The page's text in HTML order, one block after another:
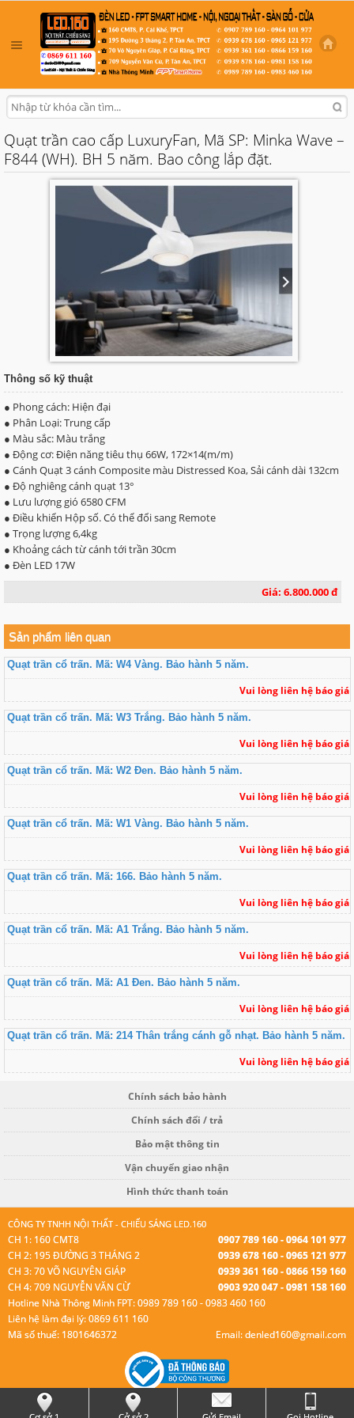
Quạt trần cao cấp LuxuryFan, Mã SP: Minka Wave –
F844 (WH). BH 5 năm. Bao công lắp đặt.
Thông số kỹ thuật
● Phong cách: Hiện đại
● Phân Loại: Trung cấp
● Màu sắc: Màu trắng
● Động cơ: Điện năng tiêu thụ 66W, 172×14(m/m)
● Cánh Quạt 3 cánh Composite màu Distressed Koa, Sải cánh dài 132cm
● Độ nghiêng cánh quạt 13°
● Lưu lượng gió 6580 CFM
● Điều khiển Hộp số. Có thể đổi sang Remote
● Trọng lượng 6,4kg
● Khoảng cách từ cánh tới trần 30cm
● Đèn LED 17W
Giá: 6.800.000 đ
Sản phẩm liên quan
Quạt trần cổ trấn. Mã: W4 Vàng. Bảo hành 5 năm.
Vui lòng liên hệ báo giá
Quạt trần cổ trấn. Mã: W3 Trắng. Bảo hành 5 năm.
Vui lòng liên hệ báo giá
Quạt trần cổ trấn. Mã: W2 Đen. Bảo hành 5 năm.
Vui lòng liên hệ báo giá
Quạt trần cổ trấn. Mã: W1 Vàng. Bảo hành 5 năm.
Vui lòng liên hệ báo giá
Quạt trần cổ trấn. Mã: 166. Bảo hành 5 năm.
Vui lòng liên hệ báo giá
Quạt trần cổ trấn. Mã: A1 Trắng. Bảo hành 5 năm.
Vui lòng liên hệ báo giá
Quạt trần cổ trấn. Mã: A1 Đen. Bảo hành 5 năm.
Vui lòng liên hệ báo giá
Quạt trần cổ trấn. Mã: 214 Thân trắng cánh gỗ nhạt. Bảo hành 5 năm.
Vui lòng liên hệ báo giá
Chính sách bảo hành
Chính sách đổi / trả
Bảo mật thông tin
Vận chuyển giao nhận
Hình thức thanh toán
CÔNG TY TNHH NỘI THẤT - CHIẾU SÁNG LED.160
CH 1: 160 CMT8
0907 789 160 - 0964 101 977
CH 2: 195 ĐƯỜNG 3 THÁNG 2
0939 678 160 - 0965 121 977
CH 3: 70 VÕ NGUYÊN GIÁP
0939 361 160 - 0866 159 160
CH 4: 709 NGUYỄN VĂN CỪ
0903 920 047 - 0981 158 160
Hotline Nhà Thông Minh FPT: 0989 789 160 - 0983 460 160
Liên hệ làm đại lý: 0869 611 160
Mã số thuế: 1801646372
Email: denled160@gmail.com
© Bản quyền thuộc Led 160.